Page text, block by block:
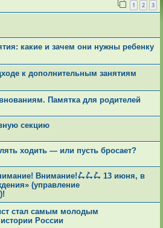
1 2 3
какие и зачем они нужны ребенку
к дополнительным занятиям
Памятка для родителей
секцию
ходить — или пусть бросает?
Внимание!🛴🛴🛴 13 июня, в
(управление
стал самым молодым
России